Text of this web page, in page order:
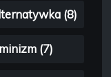
(8)
(7)